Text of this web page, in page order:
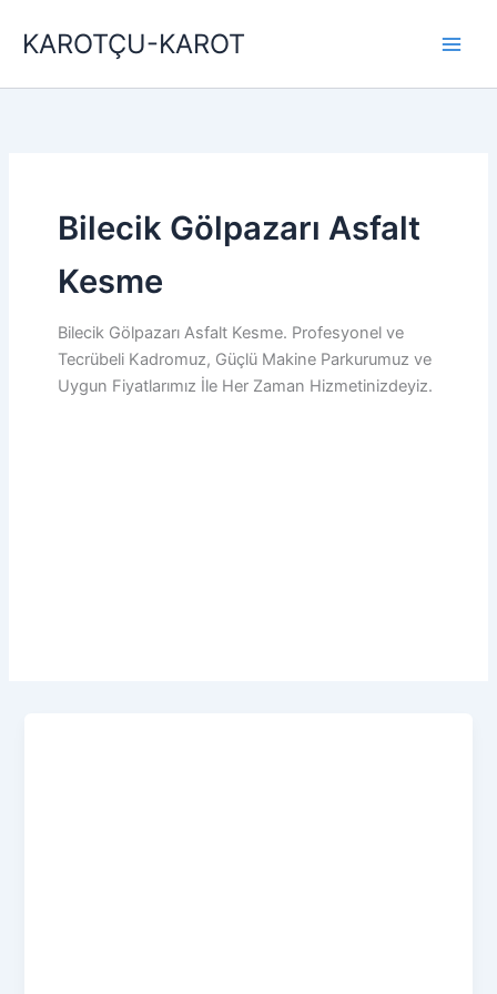
atlaKAROTÇU-KAROT
Bilecik Gölpazarı Asfalt
Kesme
Bilecik Gölpazarı Asfalt Kesme. Profesyonel ve
Tecrübeli Kadromuz, Güçlü Makine Parkurumuz ve
Uygun Fiyatlarımız İle Her Zaman Hizmetinizdeyiz.